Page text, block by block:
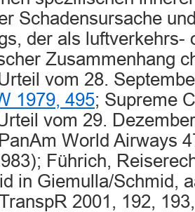
Schadensursache
der als luftverkehrs-
Zusammenhang
vom 28.
1979, 495; Supreme
vom 29.
World Airways
Führich,
in Giemulla/Schmid,
2001, 192,